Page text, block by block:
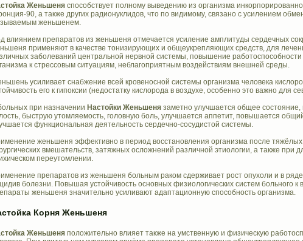
Женьшеня способствует полному выведению из организма
90, а также других радионуклидов, что по видимому, связано с усилением
женьшенем.
влиянием препаратов из женьшеня отмечается усиление амплитуды сердечных
применяют в качестве тонизирующих и общеукрепляющих средств, для
заболеваний центральной нервной системы, повышение
к стрессовым ситуациям, неблагоприятным воздействиям внешней среды.
усиливает снабжение всей кровеносной системы организма человека
его к гипоксии (недостатку кислорода в воздухе, особенно это важно для
при назначении Настойки Женьшеня заметно улучшается общее
быструю утомляемость, головную боль, улучшается аппетит, повышается
функциональная деятельность сердечно-сосудистой системы.
женьшеня эффективно в период восстановления организма после
вмешательств, затяжных осложнений различной этиологии, а также при
переутомлении.
препаратов из женьшеня больным раком сдерживает рост опухоли и в
болезни. Повышая устойчивость основных физиологических систем больного к
женьшеня значительно усиливают адаптационную способность организма.
Корня Женьшеня
Женьшеня положительно влияет также на умственную и физическую